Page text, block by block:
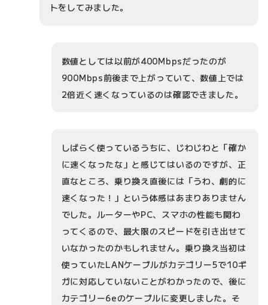
トをしてみました。
数値としては以前が400Mbpsだったのが
900Mbps前後まで上がっていて、数値上では
2倍近く速くなっているのは確認できました。
しばらく使っているうちに、じわじわと「確か
に速くなったな」と感じてはいるのですが、正
直なところ、乗り換え直後には「うわ、劇的に
速くなった！」という体感はあまりありません
でした。ルーターやPC、スマホの性能も関わ
ってくるので、最大限のスピードを引き出せて
いなかったのかもしれません。乗り換え当初は
使っていたLANケーブルがカテゴリー5で10ギ
ガに対応していないことがわかったので、後に
カテゴリー6eのケーブルに変更しました。そ